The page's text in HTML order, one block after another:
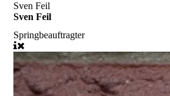
Sven Feil
Sven Feil
Springbeauftragter